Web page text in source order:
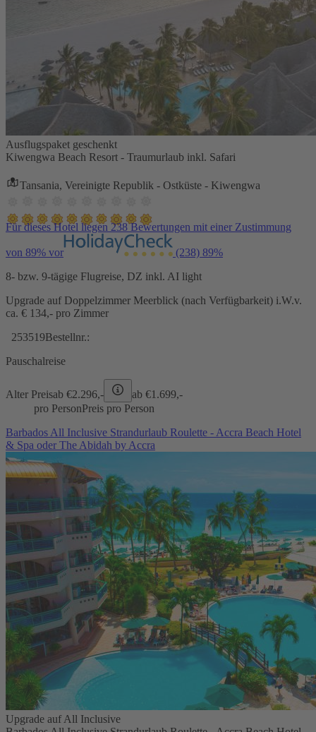
Ausflugspaket geschenkt
Kiwengwa Beach Resort - Traumurlaub inkl. Safari
Tansania, Vereinigte Republik - Ostküste - Kiwengwa
Für dieses Hotel liegen 238 Bewertungen mit einer Zustimmung
von 89% vor (238) 89%
8- bzw. 9-tägige Flugreise, DZ inkl. AI light
Upgrade auf Doppelzimmer Meerblick (nach Verfügbarkeit) i.W.v.
ca. € 134,- pro Zimmer
253519Bestellnr.:
Pauschalreise
Alter Preisab €2.296,- ab €1.699,-
pro PersonPreis pro Person
Barbados All Inclusive Strandurlaub Roulette - Accra Beach Hotel
& Spa oder The Abidah by Accra
Upgrade auf All Inclusive